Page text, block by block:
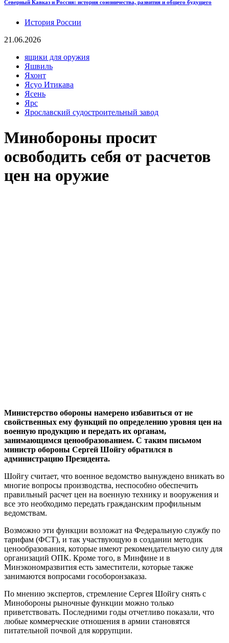
Северный Кавказ и Россия: история союзничества, развития и общего будущего
История России
21.06.2026
ящики для оружия
Яшвиль
Яхонт
Ясуо Итикава
Ясень
Ярс
Ярославский судостроительный завод
Минобороны просит
освободить себя от расчетов
цен на оружие
Министерство обороны намерено избавиться от не
свойственных ему функций по определению уровня цен на
военную продукцию и передать их органам,
занимающимся ценообразованием. С таким письмом
министр обороны Сергей Шойгу обратился в
администрацию Президента.
Шойгу считает, что военное ведомство вынуждено вникать во
многие вопросы производства, неспособно обеспечить
правильный расчет цен на военную технику и вооружения и
все это необходимо передать гражданским профильным
ведомствам.
Возможно эти функции возложат на Федеральную службу по
тарифам (ФСТ), и так участвующую в создании методик
ценообразования, которые имеют рекомендательную силу для
организаций ОПК. Кроме того, в Минфине и в
Минэкономразвития есть заместители, которые также
занимаются вопросами гособоронзаказа.
По мнению экспертов, стремление Сергея Шойгу снять с
Минобороны рыночные функции можно только
приветствовать. Последними годы отчетливо показали, что
любые коммерческие отношения в армии становятся
питательной почвой для коррупции.